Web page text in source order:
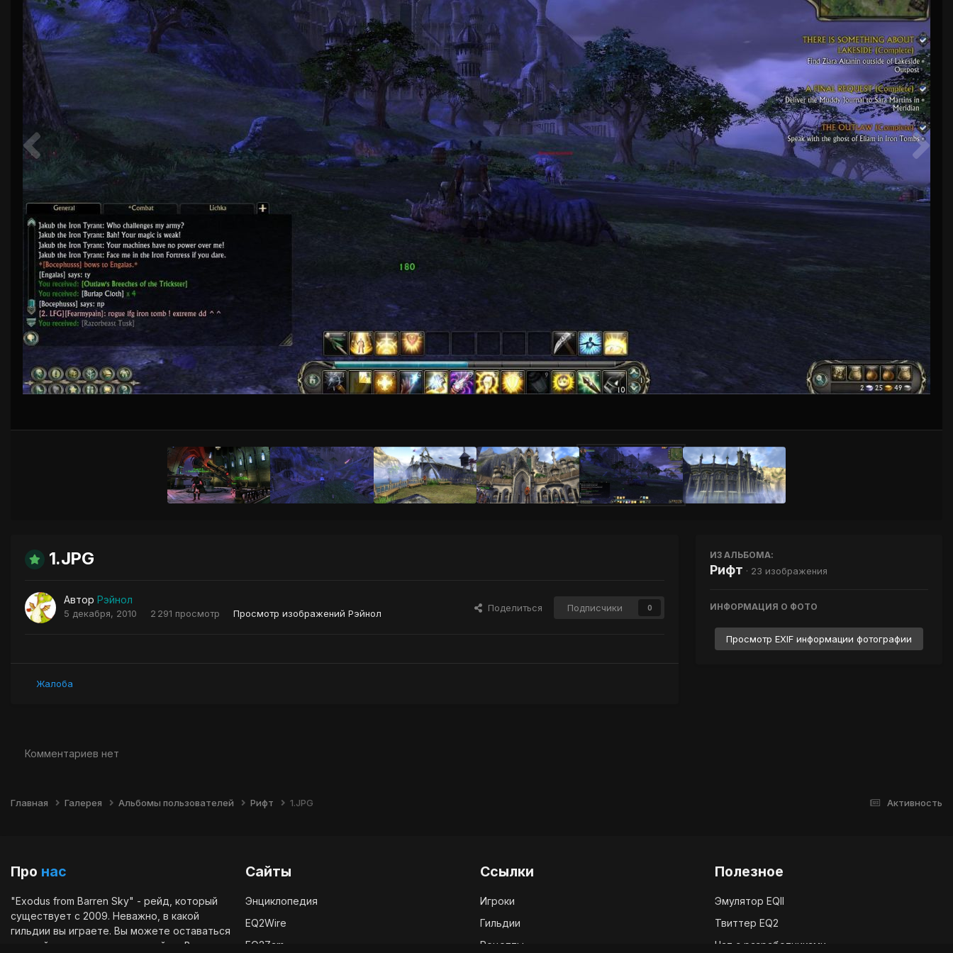
1.JPG
Автор Рэйнол
5 декабря, 2010 2 291 просмотр Просмотр изображений Рэйнол
Поделиться Подписчики 0
Жалоба
ИЗ АЛЬБОМА:
Рифт · 23 изображения
ИНФОРМАЦИЯ О ФОТО
Просмотр EXIF информации фотографии
Комментариев нет
Активность
Главная Галерея Альбомы пользователей Рифт 1.JPG
Про нас
"Exodus from Barren Sky" - рейд, который
существует с 2009. Неважно, в какой
гильдии вы играете. Вы можете оставаться
в своей гильдии и играть в рейде. Вы
Сайты
Энциклопедия
EQ2Wire
EQ2Zam
Ссылки
Игроки
Гильдии
Рецепты
Полезное
Эмулятор EQII
Твиттер EQ2
Чат с разработчиками